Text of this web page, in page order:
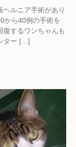
ルニア手術があり
から40例の手術を
復するワンちゃんも
ター […]